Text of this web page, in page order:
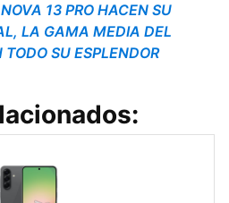
13 PRO HACEN SU
LA GAMA MEDIA DEL
SU ESPLENDOR